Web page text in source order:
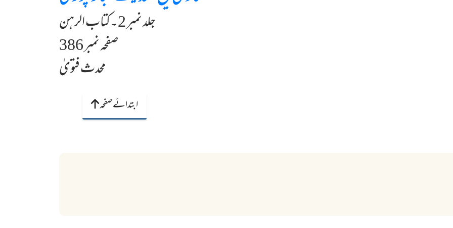
جلد نمبر 2۔کتاب الرہن
صفحہ نمبر 386
محدث فتویٰ
ابتدائے صفحہ